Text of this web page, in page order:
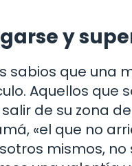
y
sabios que
Aquellos
de su zona
«el que no
mismos,